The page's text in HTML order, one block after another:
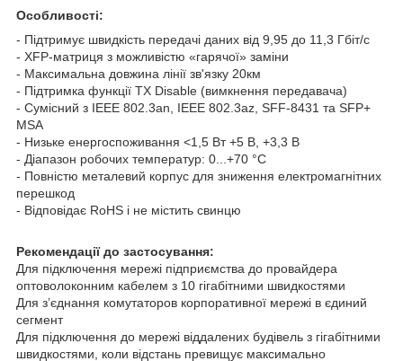
Особливості:
- Підтримує швидкість передачі даних від 9,95 до 11,3 Гбіт/с
- XFP-матриця з можливістю «гарячої» заміни
- Максимальна довжина лінії зв'язку 20км
- Підтримка функції TX Disable (вимкнення передавача)
- Сумісний з IEEE 802.3an, IEEE 802.3az, SFF-8431 та SFP+
MSA
- Низьке енергоспоживання <1,5 Вт +5 В, +3,3 В
- Діапазон робочих температур: 0...+70 °C
- Повністю металевий корпус для зниження електромагнітних
перешкод
- Відповідає RoHS і не містить свинцю
Рекомендації до застосування:
Для підключення мережі підприємства до провайдера
оптоволоконним кабелем з 10 гігабітними швидкостями
Для з’єднання комутаторов корпоративної мережі в єдиний
сегмент
Для підключення до мережі віддалених будівель з гігабітними
швидкостями, коли відстань превищує максимально